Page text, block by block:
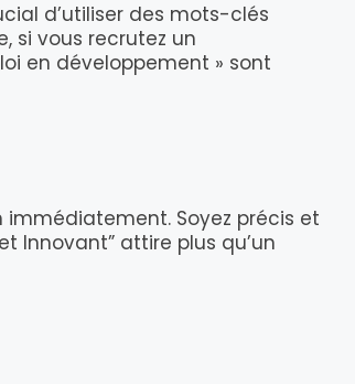
d’utiliser des mots-clés
si vous recrutez un
en développement » sont
Soyez précis et
Innovant” attire plus qu’un